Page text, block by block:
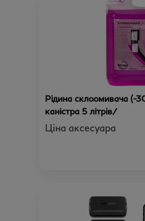
Рідина склоомивача (-
каністра 5 літрів/
Ціна аксесуара